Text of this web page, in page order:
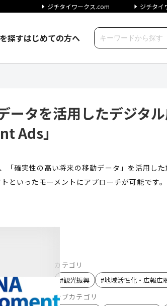
ジチタイワークス.com ジチタイ
探すはじめての方へ
ータを活用したデジタ
Ads」
「確実性の高い将来の移動データ」を活用し
といったモーメントにアプローチが可能です。
カテゴリ
#観光振興 #地域活性化・広報広
サブカテゴリ